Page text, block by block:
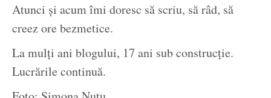
Atunci și acum îmi doresc să scriu, să râd, să
creez ore bezmetice.
La mulți ani blogului, 17 ani sub construcție.
Lucrările continuă.